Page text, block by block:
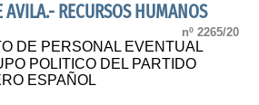
RECURSOS HUMANOS
nº 2265/20
DE PERSONAL EVENTUAL
POLITICO DEL PARTIDO
ESPAÑOL